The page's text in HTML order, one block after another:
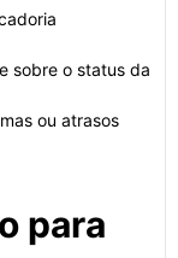
sobre o status da
ou atrasos
para